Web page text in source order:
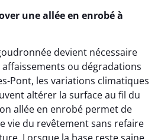
une allée en enrobé à
devient nécessaire
ou dégradations
Pont, les variations climatiques
altérer la surface au fil du
allée en enrobé permet de
vie du revêtement sans refaire